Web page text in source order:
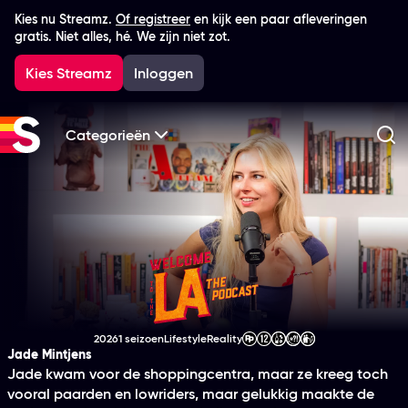
Kies nu Streamz. Of registreer en kijk een paar afleveringen
gratis. Niet alles, hé. We zijn niet zot.
Kies Streamz Inloggen
Categorieën
Welcome To The
Productiejaar
20261 seizoen Genre
LifestyleGenre
Reality
Leeftijdsclassificatie
Jade Mintjens
Jade kwam voor de shoppingcentra, maar ze kreeg toch
vooral paarden en lowriders, maar gelukkig maakte de